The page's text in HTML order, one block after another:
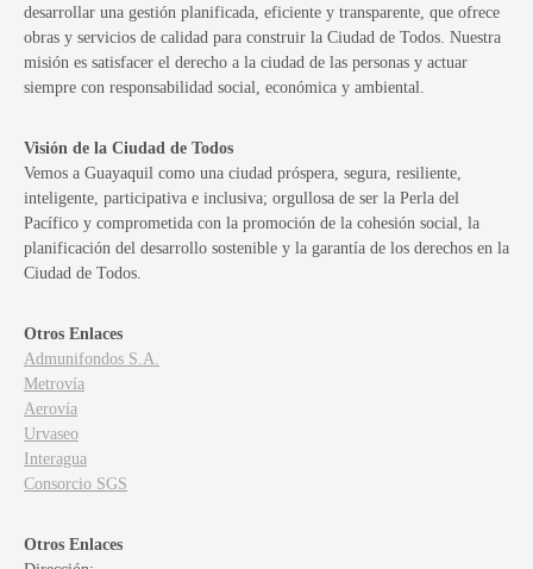
desarrollar una gestión planificada, eficiente y transparente, que ofrece
obras y servicios de calidad para construir la Ciudad de Todos. Nuestra
misión es satisfacer el derecho a la ciudad de las personas y actuar
siempre con responsabilidad social, económica y ambiental.
Visión de la Ciudad de Todos
Vemos a Guayaquil como una ciudad próspera, segura, resiliente,
inteligente, participativa e inclusiva; orgullosa de ser la Perla del
Pacífico y comprometida con la promoción de la cohesión social, la
planificación del desarrollo sostenible y la garantía de los derechos en la
Ciudad de Todos.
Otros Enlaces
Admunifondos S.A.
Metrovía
Aerovía
Urvaseo
Interagua
Consorcio SGS
Otros Enlaces